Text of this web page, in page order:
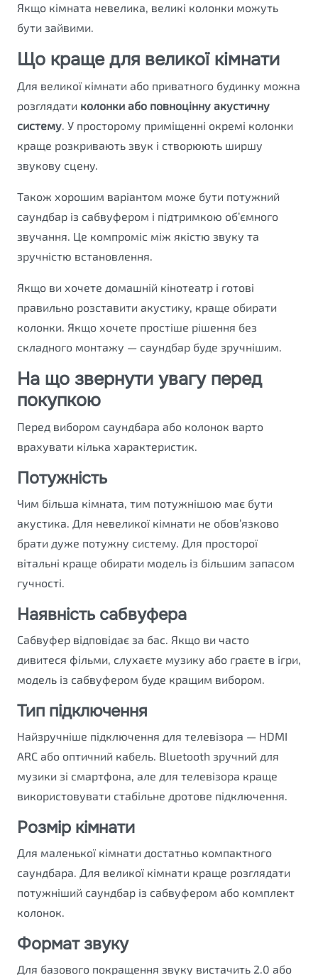
Якщо кімната невелика, великі колонки можуть
бути зайвими.
Що краще для великої кімнати
Для великої кімнати або приватного будинку можна
розглядати колонки або повноцінну акустичну
систему. У просторому приміщенні окремі колонки
краще розкривають звук і створюють ширшу
звукову сцену.
Також хорошим варіантом може бути потужний
саундбар із сабвуфером і підтримкою об’ємного
звучання. Це компроміс між якістю звуку та
зручністю встановлення.
Якщо ви хочете домашній кінотеатр і готові
правильно розставити акустику, краще обирати
колонки. Якщо хочете простіше рішення без
складного монтажу — саундбар буде зручнішим.
На що звернути увагу перед
покупкою
Перед вибором саундбара або колонок варто
врахувати кілька характеристик.
Потужність
Чим більша кімната, тим потужнішою має бути
акустика. Для невеликої кімнати не обов’язково
брати дуже потужну систему. Для просторої
вітальні краще обирати модель із більшим запасом
гучності.
Наявність сабвуфера
Сабвуфер відповідає за бас. Якщо ви часто
дивитеся фільми, слухаєте музику або граєте в ігри,
модель із сабвуфером буде кращим вибором.
Тип підключення
Найзручніше підключення для телевізора — HDMI
ARC або оптичний кабель. Bluetooth зручний для
музики зі смартфона, але для телевізора краще
використовувати стабільне дротове підключення.
Розмір кімнати
Для маленької кімнати достатньо компактного
саундбара. Для великої кімнати краще розглядати
потужніший саундбар із сабвуфером або комплект
колонок.
Формат звуку
Для базового покращення звуку вистачить 2.0 або